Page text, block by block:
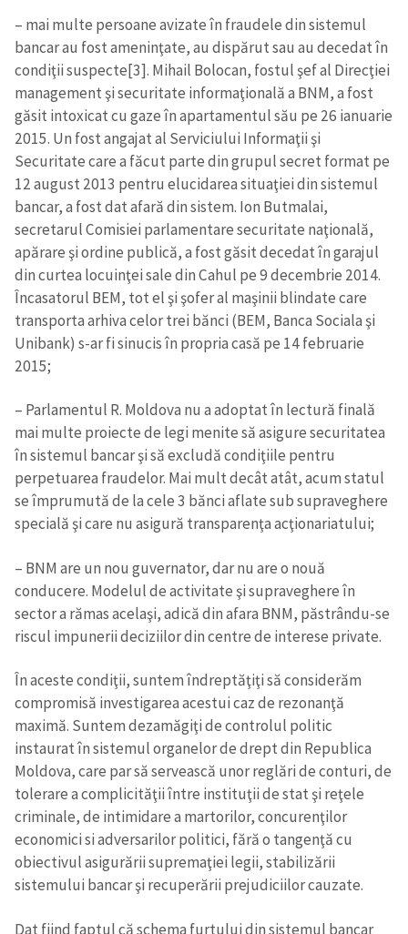
– mai multe persoane avizate în fraudele din sistemul
bancar au fost ameninţate, au dispărut sau au decedat în
condiţii suspecte[3]. Mihail Bolocan, fostul şef al Direcţiei
management şi securitate informaţională a BNM, a fost
găsit intoxicat cu gaze în apartamentul său pe 26 ianuarie
2015. Un fost angajat al Serviciului Informaţii şi
Securitate care a făcut parte din grupul secret format pe
12 august 2013 pentru elucidarea situaţiei din sistemul
bancar, a fost dat afară din sistem. Ion Butmalai,
secretarul Comisiei parlamentare securitate naţională,
apărare şi ordine publică, a fost găsit decedat în garajul
din curtea locuinţei sale din Cahul pe 9 decembrie 2014.
Încasatorul BEM, tot el şi şofer al maşinii blindate care
transporta arhiva celor trei bănci (BEM, Banca Sociala şi
Unibank) s-ar fi sinucis în propria casă pe 14 februarie
2015;
– Parlamentul R. Moldova nu a adoptat în lectură finală
mai multe proiecte de legi menite să asigure securitatea
în sistemul bancar şi să excludă condiţiile pentru
perpetuarea fraudelor. Mai mult decât atât, acum statul
se împrumută de la cele 3 bănci aflate sub supraveghere
specială şi care nu asigură transparenţa acţionariatului;
– BNM are un nou guvernator, dar nu are o nouă
conducere. Modelul de activitate şi supraveghere în
sector a rămas acelaşi, adică din afara BNM, păstrându-se
riscul impunerii deciziilor din centre de interese private.
În aceste condiţii, suntem îndreptăţiţi să considerăm
compromisă investigarea acestui caz de rezonanţă
maximă. Suntem dezamăgiţi de controlul politic
instaurat în sistemul organelor de drept din Republica
Moldova, care par să servească unor reglări de conturi, de
tolerare a complicităţii între instituţii de stat şi reţele
criminale, de intimidare a martorilor, concurenţilor
economici si adversarilor politici, fără o tangenţă cu
obiectivul asigurării supremaţiei legii, stabilizării
sistemului bancar şi recuperării prejudiciilor cauzate.
Dat fiind faptul că schema furtului din sistemul bancar